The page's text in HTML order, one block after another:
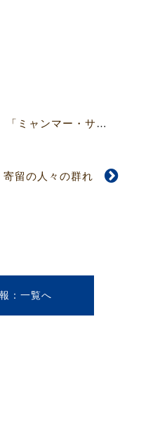
【4673・74号】「ミャンマー・サイクロン募金」「中国四川省大地震募金」終了いたしました
寄留の人々の群れ